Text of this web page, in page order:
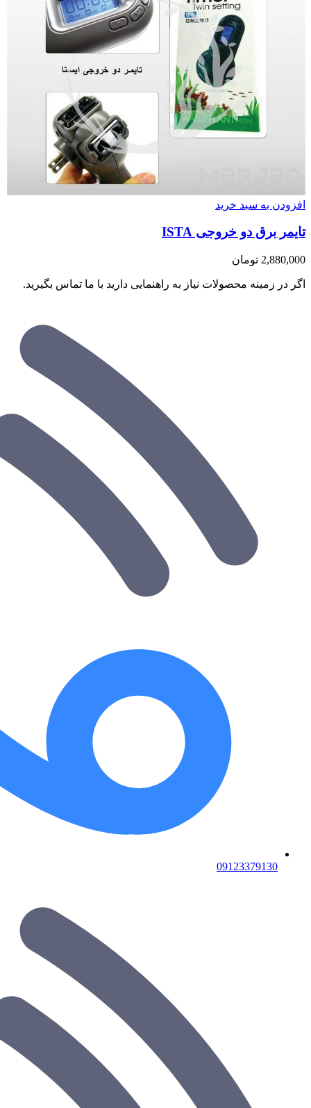
افزودن به سبد خرید
تایمر برق دو خروجی ISTA
2,880,000 تومان
اگر در زمینه محصولات نیاز به راهنمایی دارید با ما تماس بگیرید.
09123379130